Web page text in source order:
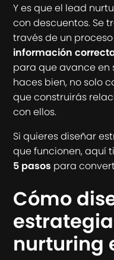
Y es que el lead
con descuentos. Se
través de un
información
para que avance en
haces bien, no solo
que construirás
con ellos.
Si quieres diseñar
que funcionen, aquí
5 pasos para
Cómo
nurturing